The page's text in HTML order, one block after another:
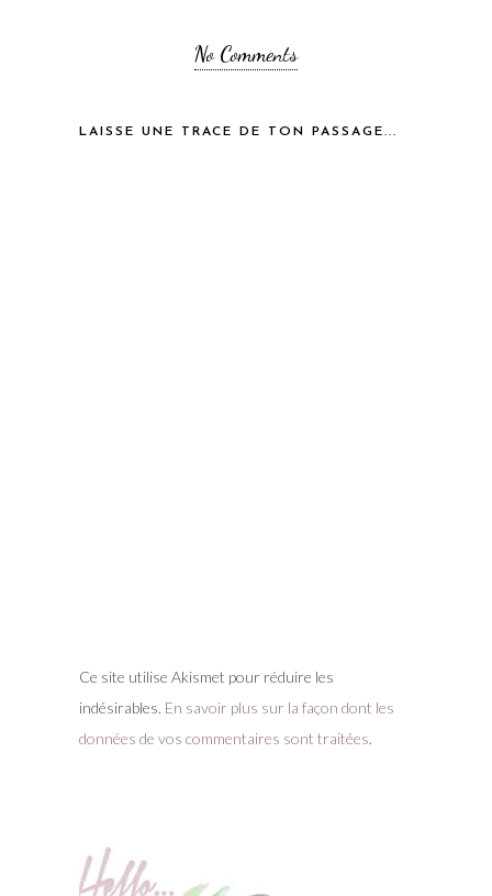
No Comments
LAISSE UNE TRACE DE TON PASSAGE...
Ce site utilise Akismet pour réduire les
indésirables. En savoir plus sur la façon dont les
données de vos commentaires sont traitées.